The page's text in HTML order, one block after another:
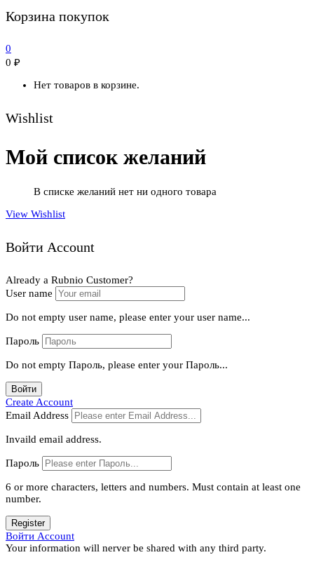
Корзина покупок
0
0 ₽
Нет товаров в корзине.
Wishlist
Мой список желаний
В списке желаний нет ни одного товара
View Wishlist
Войти Account
Already a Rubnio Customer?
User name
Do not empty user name, please enter your user name...
Пароль
Do not empty Пароль, please enter your Пароль...
Войти
Create Account
Email Address
Invaild email address.
Пароль
6 or more characters, letters and numbers. Must contain at least one
number.
Register
Войти Account
Your information will nerver be shared with any third party.